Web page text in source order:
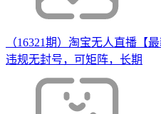
（16321期）淘宝无人直播【
违规无封号，可矩阵，长期